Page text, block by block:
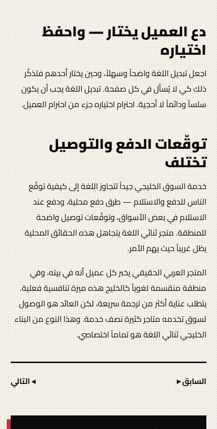
دع العميل يختار — واحفظ
اختياره
اجعل تبديل اللغة واضحاً وسهلاً، وحين يختار أحدهم فتذكّر
ذلك كي لا يُسأل في كل صفحة. تبديل اللغة يجب أن يكون
سلساً ودائماً لا أحجية. احترام اختياره جزء من احترام العميل.
توقّعات الدفع والتوصيل
تختلف
خدمة السوق الخليجي جيداً تتجاوز اللغة إلى كيفية توقّع
الناس للدفع والاستلام — طرق دفع محلية، ودفع عند
الاستلام في بعض الأسواق، وتوقّعات توصيل واضحة
للمنطقة. متجر ثنائي اللغة يتجاهل هذه الحقائق المحلية
يظل غريباً حيث يهم الأمر.
المتجر العربي الحقيقي يخبر كل عميل أنه في بيته، وفي
منطقة منقسمة لغوياً كالخليج هذه ميزة تنافسية فعلية.
يتطلب عناية أكثر من ترجمة سريعة، لكن العائد هو الوصول
لسوق تخدمه متاجر كثيرة نصف خدمة. وهذا النوع من البناء
الخليجي ثنائي اللغة هو تماماً اختصاصي.
السابق ▸ ◂ التالي